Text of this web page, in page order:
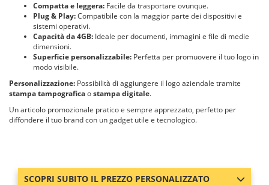
Compatta e leggera: Facile da trasportare ovunque.
Plug & Play:Compatibile con la maggior parte dei dispositivi e
sistemi operativi.
Capacità da 4GB: Ideale per documenti, immagini e file di medie
dimensioni.
Superficie personalizzabile: Perfetta per promuovere il tuo logo in
modo visibile.
Personalizzazione: Possibilità di aggiungere il logo aziendale tramite
stampa tampograficaostampa digitale.
Un articolo promozionale pratico e sempre apprezzato, perfetto per
diffondere il tuo brand con un gadget utile e tecnologico.
SCOPRI SUBITO IL PREZZO PERSONALIZZATO